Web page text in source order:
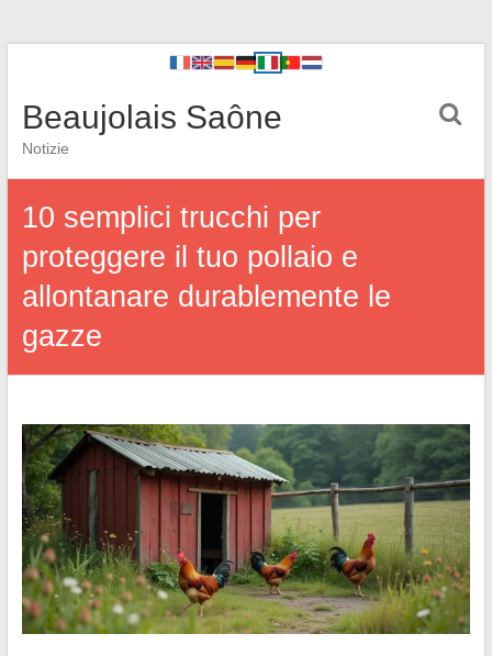
Beaujolais Saône
Notizie
10 semplici trucchi per
proteggere il tuo pollaio e
allontanare durablemente le
gazze